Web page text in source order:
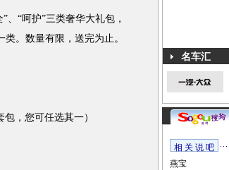
、“呵护”三类奢华大礼包，
。数量有限，送完为止。
，您可任选其一）
名车汇
相 关 说 吧
燕宝